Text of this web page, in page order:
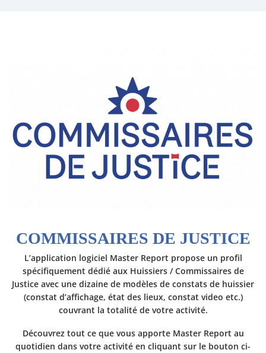
COMMISSAIRES DE JUSTICE
L’application logiciel Master Report propose un profil
spécifiquement dédié aux Huissiers / Commissaires de
Justice avec une dizaine de modèles de constats de huissier
(constat d’affichage, état des lieux, constat video etc.)
couvrant la totalité de votre activité.
Découvrez tout ce que vous apporte Master Report au
quotidien dans votre activité en cliquant sur le bouton ci-